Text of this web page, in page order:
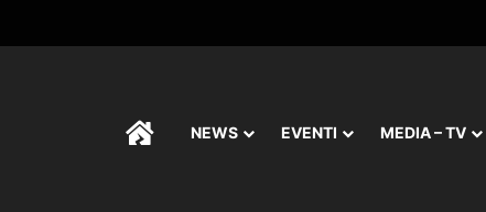
HOMENEWS EVENTI MEDIA – TV